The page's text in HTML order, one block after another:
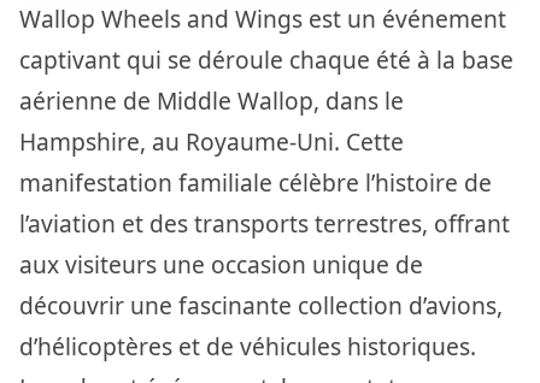
Wallop Wheels and Wings est un événement
captivant qui se déroule chaque été à la base
aérienne de Middle Wallop, dans le
Hampshire, au Royaume-Uni. Cette
manifestation familiale célèbre l’histoire de
l’aviation et des transports terrestres, offrant
aux visiteurs une occasion unique de
découvrir une fascinante collection d’avions,
d’hélicoptères et de véhicules historiques.